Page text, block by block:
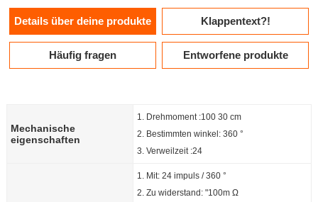
Details über deine produkte Klappentext?!
Häufig fragen Entworfene produkte
Mechanische
eigenschaften
1. Drehmoment :100 30 cm
2. Bestimmten winkel: 360 °
3. Verweilzeit :24
1. Mit: 24 impuls / 360 °
2. Zu widerstand: "100m Ω